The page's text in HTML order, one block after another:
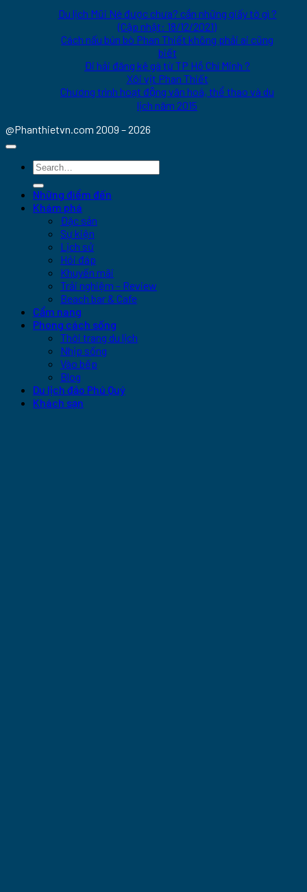
Du lịch Mũi Né được chưa? cần những giấy tờ gì ?
(Cập nhật: 18/12/2021)
Cách nấu bún bò Phan Thiết không phải ai cũng
biết
Đi hải đăng kê gà từ TP Hồ Chí Minh ?
Xôi vịt Phan Thiết
Chương trình hoạt động văn hoá, thể thao và du
lịch năm 2015
@Phanthietvn.com 2009 – 2026
Những điểm đến
Khám phá
Đặc sản
Sự kiện
Lịch sử
Hỏi đáp
Khuyến mãi
Trải nghiệm – Review
Beach bar & Cafe
Cẩm nang
Phong cách sống
Thời trang du lịch
Nhịp sống
Vào bếp
Blog
Du lịch đảo Phú Quý
Khách sạn